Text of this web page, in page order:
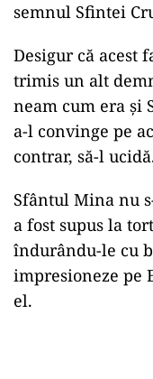
semnul Sfintei
Desigur că acest
trimis un alt
neam cum era şi
a-l convinge pe
contrar, să-l
Sfântul Mina nu
a fost supus la
îndurându-le cu
impresioneze pe
el.